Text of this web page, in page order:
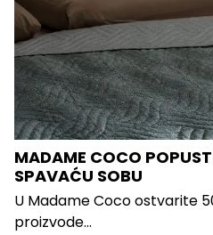
MADAME COCO
SPAVAĆU SOBU
U Madame Coco ostvarite
proizvode...